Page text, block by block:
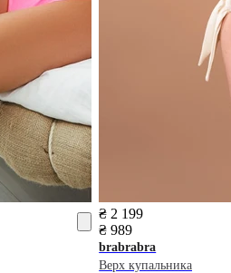
₴ 2 199
₴ 989
brabrabra
Верх купальника